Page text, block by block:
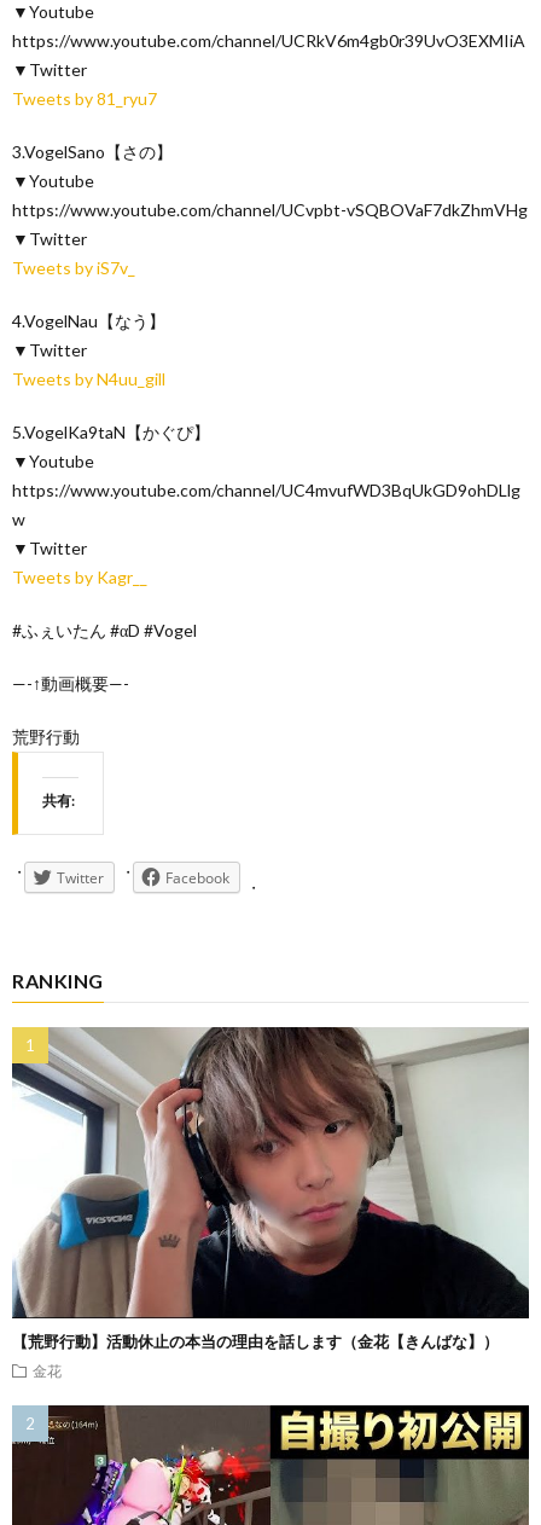
▼Youtube
https://www.youtube.com/channel/UCRkV6m4gb0r39UvO3EXMIiA
▼Twitter
Tweets by 81_ryu7
3.VogelSano【さの】
▼Youtube
https://www.youtube.com/channel/UCvpbt-vSQBOVaF7dkZhmVHg
▼Twitter
Tweets by iS7v_
4.VogelNau【なう】
▼Twitter
Tweets by N4uu_gill
5.VogelKa9taN【かぐぴ】
▼Youtube
https://www.youtube.com/channel/UC4mvufWD3BqUkGD9ohDLlg
w
▼Twitter
Tweets by Kagr__
#ふぇいたん #αD #Vogel
—-↑動画概要—-
荒野行動
共有:
Twitter Facebook
RANKING
【荒野行動】活動休止の本当の理由を話します（金花【きんばな】）
金花